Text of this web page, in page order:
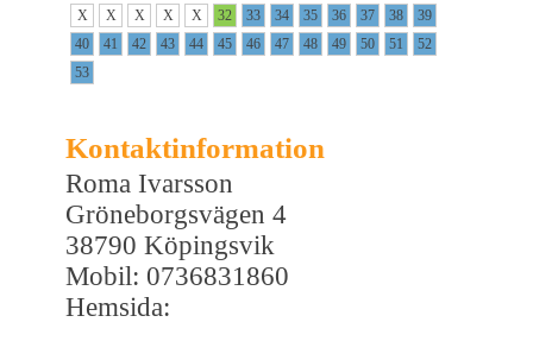
X
X X X X 32 33 34 35 36 37 38
39
40
41 42 43 44 45 46 47 48 49 50 51
52
53
Kontaktinformation
Roma Ivarsson
Gröneborgsvägen 4
38790 Köpingsvik
Mobil: 0736831860
Hemsida: